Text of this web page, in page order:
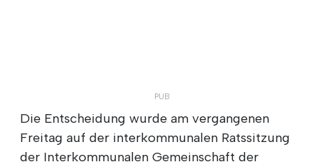
Die Entscheidung wurde am vergangenen
Freitag auf der interkommunalen Ratssitzung
der Interkommunalen Gemeinschaft der